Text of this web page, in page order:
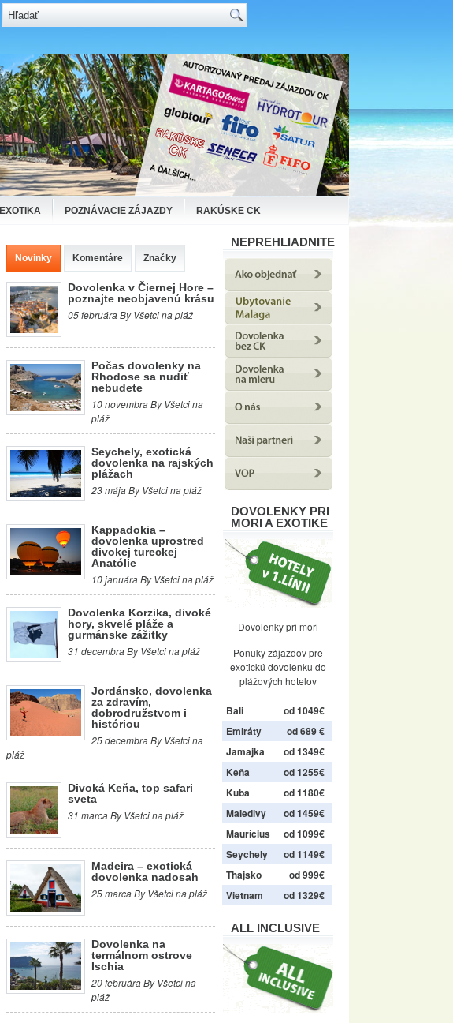
EXOTIKA POZNÁVACIE ZÁJAZDY RAKÚSKE CK
Novinky Komentáre Značky
Dovolenka v Čiernej Hore –
poznajte neobjavenú krásu
05 februára By Všetci na pláž
Počas dovolenky na
Rhodose sa nudiť
nebudete
10 novembra By Všetci na
pláž
Seychely, exotická
dovolenka na rajských
plážach
23 mája By Všetci na pláž
Kappadokia –
dovolenka uprostred
divokej tureckej
Anatólie
10 januára By Všetci na pláž
Dovolenka Korzika, divoké
hory, skvelé pláže a
gurmánske zážitky
31 decembra By Všetci na pláž
Jordánsko, dovolenka
za zdravím,
dobrodružstvom i
históriou
25 decembra By Všetci na
pláž
Divoká Keňa, top safari
sveta
31 marca By Všetci na pláž
Madeira – exotická
dovolenka nadosah
25 marca By Všetci na pláž
Dovolenka na
termálnom ostrove
Ischia
20 februára By Všetci na
pláž
NEPREHLIADNITE
DOVOLENKY PRI
MORI A EXOTIKE
Dovolenky pri mori
Ponuky zájazdov pre
exotickú dovolenku do
plážových hotelov
Bali
od 1049€
Emiráty
od 689 €
Jamajka
od 1349€
Keňa
od 1255€
Kuba
od 1180€
Maledivy
od 1459€
Maurícius
od 1099€
Seychely
od 1149€
Thajsko
od 999€
Vietnam
od 1329€
ALL INCLUSIVE